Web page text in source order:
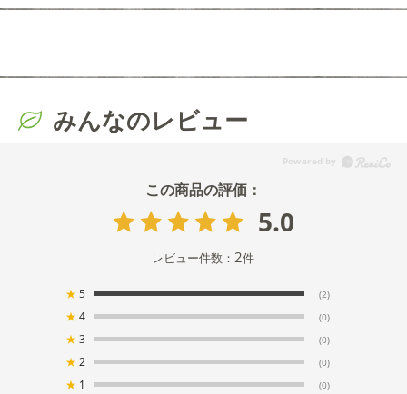
みんなのレビュー
5.0
レビュー件数：2件
★ 5 (2)
★ 4 (0)
★ 3 (0)
★ 2 (0)
★ 1 (0)